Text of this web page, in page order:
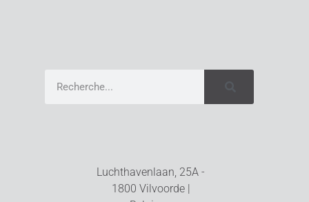
Luchthavenlaan, 25A -
1800 Vilvoorde |